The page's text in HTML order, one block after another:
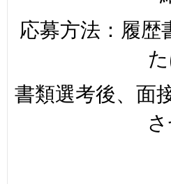
応募方法：履歴
書類選考後、面